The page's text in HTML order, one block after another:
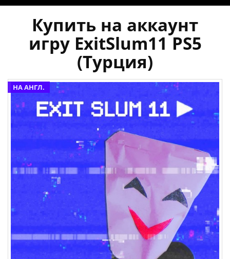
Купить на аккаунт
игру ExitSlum11 PS5
(Турция)
НА АНГЛ.